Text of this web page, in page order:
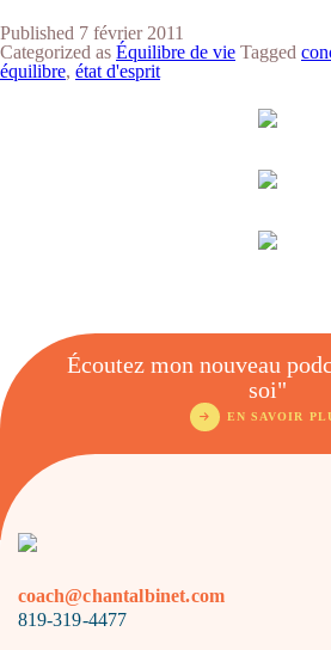
Published 7 février 2011
Categorized as Équilibre de vie Tagged
équilibre, état d'esprit
Écoutez mon nouveau
soi"
EN SAVOIR
coach@chantalbinet.com
819-319-4477